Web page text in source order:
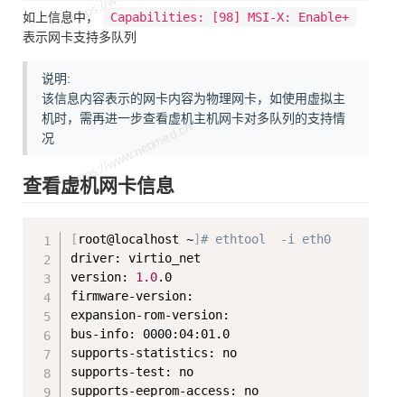
如上信息中，
Capabilities: [98] MSI-X: Enable+
表示网卡支持多队列
说明:
该信息内容表示的网卡内容为物理网卡，如使用虚拟主
机时，需再进一步查看虚机主机网卡对多队列的支持情
况
查看虚机网卡信息
[ root@localhost ~]# ethtool  -i eth0
driver: virtio_net
version: 1.0.0
firmware-version:
expansion-rom-version:
bus-info: 0000:04:01.0
supports-statistics: no
supports-test: no
supports-eeprom-access: no